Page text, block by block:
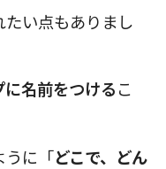
い点もありまし
に名前をつけるこ
うに「どこで、どん